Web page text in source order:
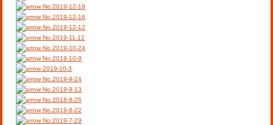
No.2019-12-18
No.2019-12-16
No.2019-12-12
No.2019-11-12
No.2019-10-24
No.2019-10-9
2019-10-3
No.2019-9-24
No.2019-9-13
No.2018-8-26
No.2019-8-22
No.2019-7-29